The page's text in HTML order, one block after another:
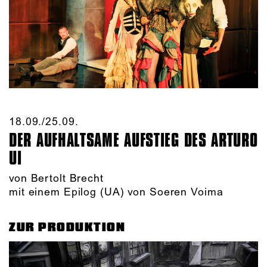
18.09./​25.09.​
DER AUFHALTSAME AUFSTIEG DES ARTURO
UI
von Bertolt Brecht
mit einem Epilog (UA) von Soeren Voima
ZUR PRODUKTION